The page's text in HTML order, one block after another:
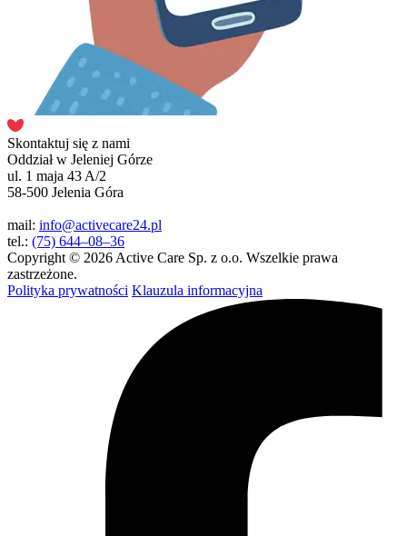
Skontaktuj się z nami
Oddział w Jeleniej Górze
ul. 1 maja 43 A/2
58-500 Jelenia Góra
mail: info@activecare24.pl
tel.: (75) 644–08–36
Copyright © 2026 Active Care Sp. z o.o. Wszelkie prawa
zastrzeżone.
Polityka prywatności Klauzula informacyjna